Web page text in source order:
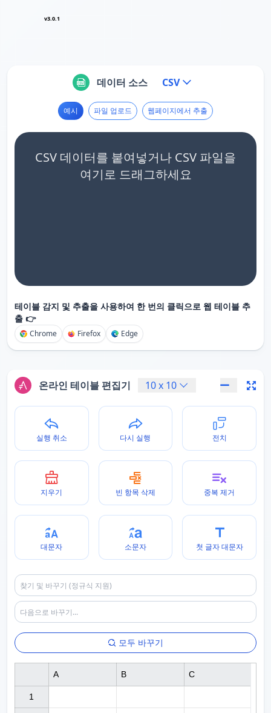
v3.0.1
데이터 소스 CSV
예시 파일 업로드 웹페이지에서 추출
CSV 데이터를 붙여넣거나 CSV 파일을
여기로 드래그하세요
테이블 감지 및 추출을 사용하여 한 번의 클릭으로 웹 테이블 추
출 👉
Chrome Firefox Edge
온라인 테이블 편집기 10x 10
실행 취소 다시 실행 전치
지우기 빈 항목 삭제 중복 제거
대문자 소문자 첫 글자 대문자
모두 바꾸기
1
A B C